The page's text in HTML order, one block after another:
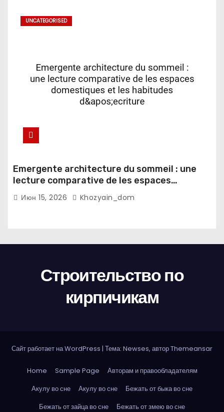
UNCATEGORISED
Emergente architecture du sommeil : une
lecture comparative de les espaces
domestiques et les habitudes d'ecriture
Июн 15, 2026 Khozyain_dom
Строительство по
кирпичикам
Сайт работает на WordPress | Тема: Newses, авторThemeansar
Home Sample Page
Авторам и правообладателям
Акулу во сне
Акулу во сне
Бежать от быка во сне
Бежать от зайца во сне
Бежать от змею во сне